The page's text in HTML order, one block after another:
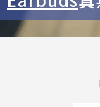
動音響